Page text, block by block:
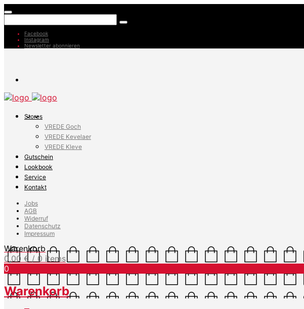
Facebook
Instagram
Newsletter abonnieren
Stores
VREDE Goch
VREDE Kevelaer
VREDE Kleve
Gutschein
Lookbook
Service
Kontakt
Jobs
AGB
Widerruf
Datenschutz
Impressum
Warenkorb
0,00 € / 0 items
0
Warenkorb